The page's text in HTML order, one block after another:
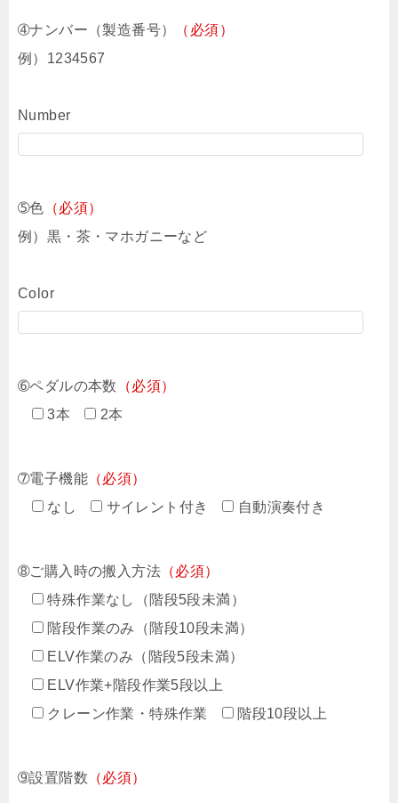
➃ナンバー（製造番号）
（必須）
例）1234567
Number
➄色 （必須）
例）黒・茶・マホガニーなど
Color
➅ペダルの本数
（必須）
3本
2本
➆電子機能 （必須）
なし
サイレント付き 自動演奏付き
➇ご購入時の搬入方法 （必須）
特殊作業なし（階段5段未満）
階段作業のみ（階段10段未満）
ELV作業のみ（階段5段未満）
ELV作業+階段作業5段以上
クレーン作業・特殊作業
階段10段以上
➈設置階数 （必須）